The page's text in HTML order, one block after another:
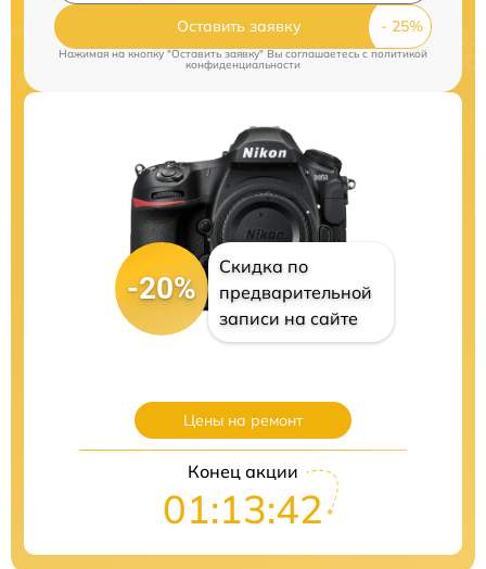
Оставить заявку
Нажимая на кнопку "Оставить заявку" Вы соглашаетесь cполитикой
конфиденциальности
-20%
Скидка по
предварительной
записи на сайте
Цены на ремонт
Конец акции
01:13:40